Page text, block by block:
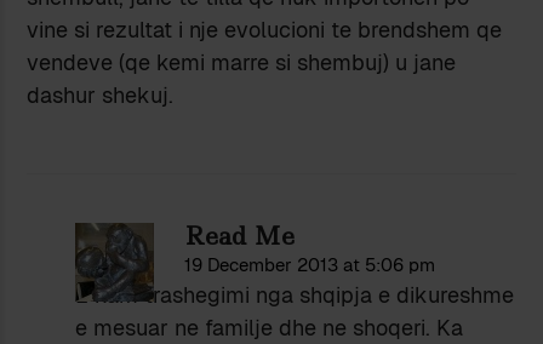
vine si rezultat i nje evolucioni te brendshem qe
vendeve (qe kemi marre si shembuj) u jane
dashur shekuj.
Read Me
19 December 2013 at 5:06 pm
E kam trashegimi nga shqipja e dikureshme
e mesuar ne familje dhe ne shoqeri. Ka